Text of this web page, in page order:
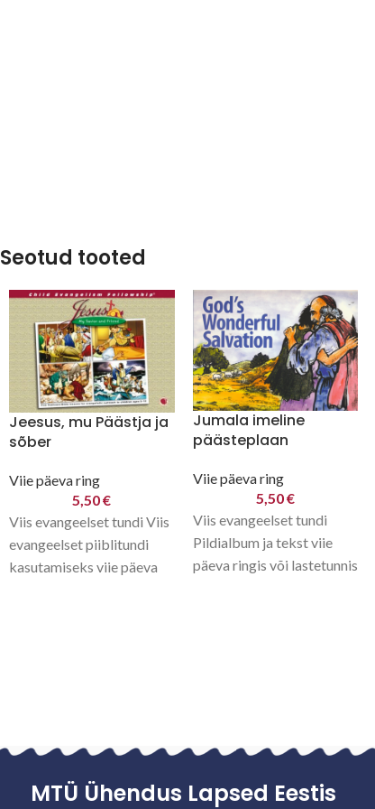
Seotud tooted
Jeesus, mu Päästja ja
sõber
Viie päeva ring
5,50€
Viis evangeelset tundi Viis
evangeelset piiblitundi
kasutamiseks viie päeva
Jumala imeline
päästeplaan
Viie päeva ring
5,50€
Viis evangeelset tundi
Pildialbum ja tekst viie
päeva ringis või lastetunnis
MTÜ Ühendus Lapsed Eestis